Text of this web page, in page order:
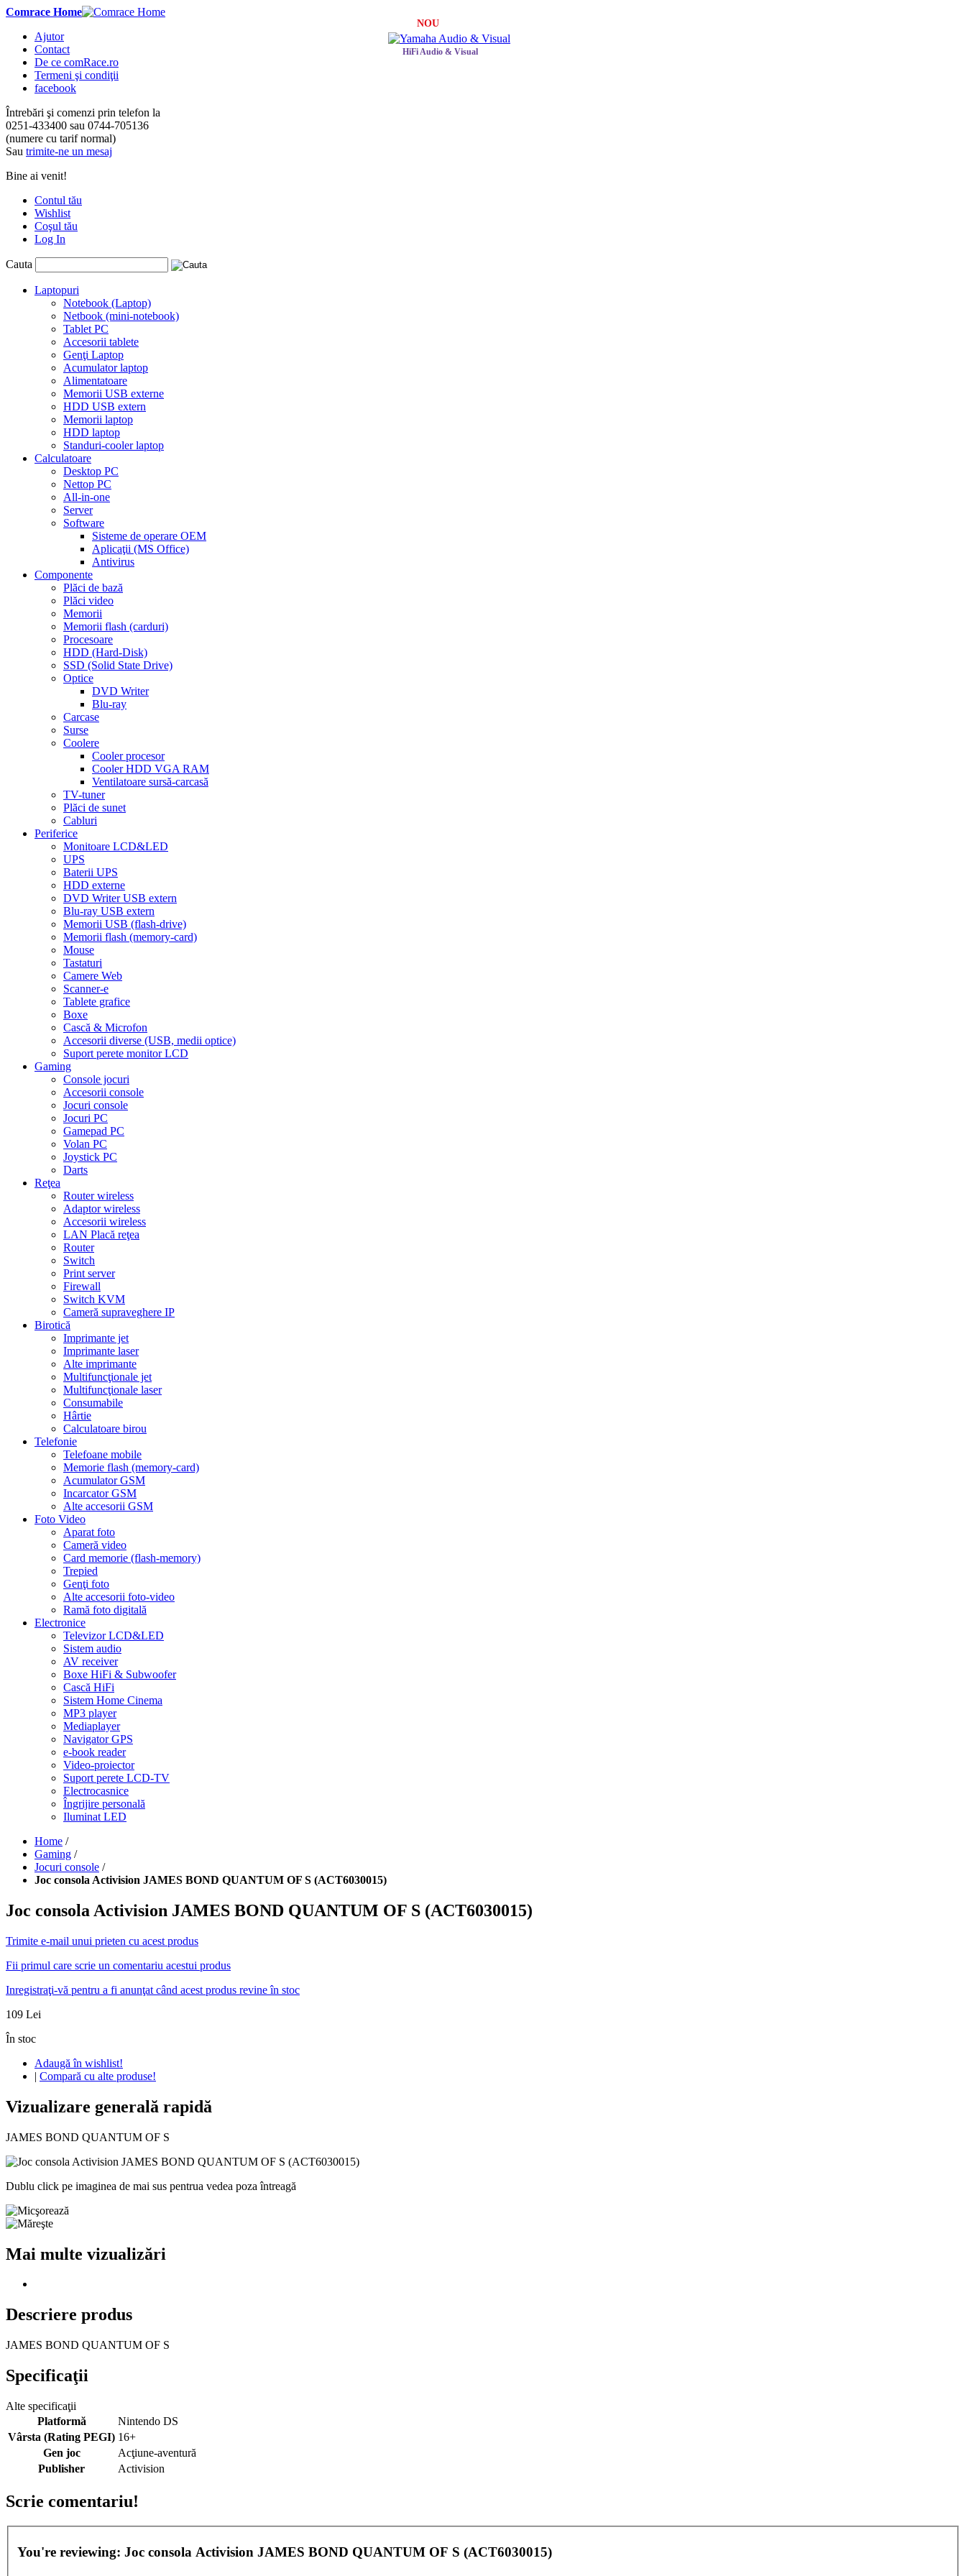
Comrace Home
Ajutor
Contact
De ce comRace.ro
Termeni şi condiţii
facebook
Întrebări şi comenzi prin telefon la
0251-433400 sau 0744-705136
(numere cu tarif normal)
Sau trimite-ne un mesaj
Bine ai venit!
Contul tău
Wishlist
Coşul tău
Log In
NOU
HiFi Audio & Visual
Cauta
Laptopuri
Notebook (Laptop)
Netbook (mini-notebook)
Tablet PC
Accesorii tablete
Genţi Laptop
Acumulator laptop
Alimentatoare
Memorii USB externe
HDD USB extern
Memorii laptop
HDD laptop
Standuri-cooler laptop
Calculatoare
Desktop PC
Nettop PC
All-in-one
Server
Software
Sisteme de operare OEM
Aplicaţii (MS Office)
Antivirus
Componente
Plăci de bază
Plăci video
Memorii
Memorii flash (carduri)
Procesoare
HDD (Hard-Disk)
SSD (Solid State Drive)
Optice
DVD Writer
Blu-ray
Carcase
Surse
Coolere
Cooler procesor
Cooler HDD VGA RAM
Ventilatoare sursă-carcasă
TV-tuner
Plăci de sunet
Cabluri
Periferice
Monitoare LCD&LED
UPS
Baterii UPS
HDD externe
DVD Writer USB extern
Blu-ray USB extern
Memorii USB (flash-drive)
Memorii flash (memory-card)
Mouse
Tastaturi
Camere Web
Scanner-e
Tablete grafice
Boxe
Cască & Microfon
Accesorii diverse (USB, medii optice)
Suport perete monitor LCD
Gaming
Console jocuri
Accesorii console
Jocuri console
Jocuri PC
Gamepad PC
Volan PC
Joystick PC
Darts
Reţea
Router wireless
Adaptor wireless
Accesorii wireless
LAN Placă reţea
Router
Switch
Print server
Firewall
Switch KVM
Cameră supraveghere IP
Birotică
Imprimante jet
Imprimante laser
Alte imprimante
Multifuncţionale jet
Multifuncţionale laser
Consumabile
Hârtie
Calculatoare birou
Telefonie
Telefoane mobile
Memorie flash (memory-card)
Acumulator GSM
Incarcator GSM
Alte accesorii GSM
Foto Video
Aparat foto
Cameră video
Card memorie (flash-memory)
Trepied
Genţi foto
Alte accesorii foto-video
Ramă foto digitală
Electronice
Televizor LCD&LED
Sistem audio
AV receiver
Boxe HiFi & Subwoofer
Cască HiFi
Sistem Home Cinema
MP3 player
Mediaplayer
Navigator GPS
e-book reader
Video-proiector
Suport perete LCD-TV
Electrocasnice
Îngrijire personală
Iluminat LED
Home /
Gaming /
Jocuri console /
Joc consola Activision JAMES BOND QUANTUM OF S (ACT6030015)
Joc consola Activision JAMES BOND QUANTUM OF S (ACT6030015)
Trimite e-mail unui prieten cu acest produs
Fii primul care scrie un comentariu acestui produs
Inregistraţi-vă pentru a fi anunţat când acest produs revine în stoc
109 Lei
În stoc
Adaugă în wishlist!
| Compară cu alte produse!
Vizualizare generală rapidă
JAMES BOND QUANTUM OF S
Dublu click pe imaginea de mai sus pentrua vedea poza întreagă
Mai multe vizualizări
Descriere produs
JAMES BOND QUANTUM OF S
Specificaţii
Alte specificaţii
Platformă
Nintendo DS
Vârsta (Rating PEGI) 16+
Gen joc
Acţiune-aventură
Publisher
Activision
Scrie comentariu!
You're reviewing: Joc consola Activision JAMES BOND QUANTUM OF S (ACT6030015)